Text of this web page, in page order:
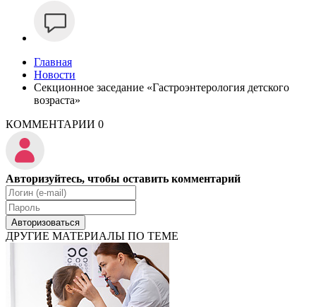
Главная
Новости
Секционное заседание «Гастроэнтерология детского
возраста»
КОММЕНТАРИИ 0
Авторизуйтесь, чтобы оставить комментарий
Авторизоваться
ДРУГИЕ МАТЕРИАЛЫ ПО ТЕМЕ